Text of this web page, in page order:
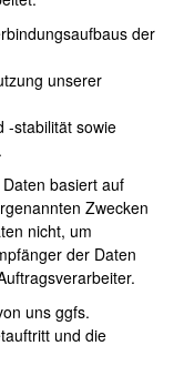
der
unserer
-stabilität sowie
basiert auf
Zwecken
nicht, um
der Daten
uns ggfs.
und die